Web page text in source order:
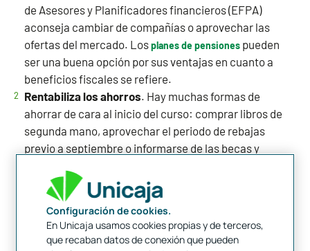
de Asesores y Planificadores financieros (EFPA)
aconseja cambiar de compañías o aprovechar las
ofertas del mercado. Losplanes de pensiones pueden
ser una buena opción por sus ventajas en cuanto a
beneficios fiscales se refiere.
Rentabiliza los ahorros. Hay muchas formas de
ahorrar de cara al inicio del curso: comprar libros de
segunda mano, aprovechar el periodo de rebajas
previo a septiembre o informarse de las becas y
útiles si quieres contener tus gastos. También, las
compras online ofrecen bastantes promociones y
descuentos en este mes, aunque recuerda hacerlas
siempre de forma segura, es decir, en páginas de
Configuración de cookies.
En Unicaja usamos cookies propias y de terceros,
que recaban datos de conexión que pueden